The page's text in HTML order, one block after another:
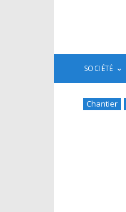
SOCIÉTÉ
Chantier